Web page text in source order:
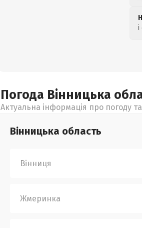
Погода Вінницька
Актуальна інформація про погоду
Вінницька область
Вінниця
Жмеринка